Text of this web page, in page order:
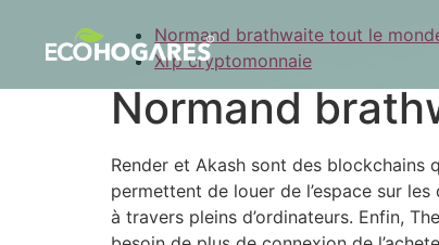
Normand brathwaite tout le
Xrp cryptomonnaie
Normand
Render et Akash sont des blockchains
permettent de louer de l’espace sur les
à travers pleins d’ordinateurs. Enfin,